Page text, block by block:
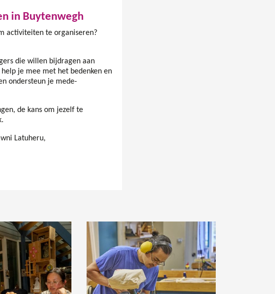
in Buytenwegh
activiteiten te organiseren?
die willen bijdragen aan
je mee met het bedenken en
ondersteun je mede-
de kans om jezelf te
Latuheru,